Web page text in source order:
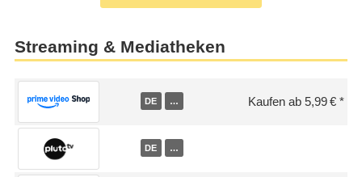
Streaming & Mediatheken
DE … Kaufen ab 5,99 €
DE …